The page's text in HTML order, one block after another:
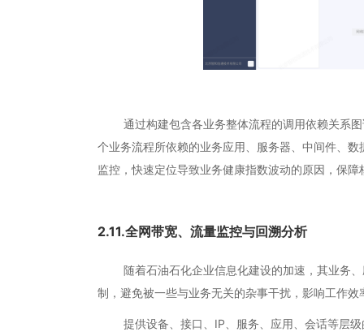
通过构建包含各业务整体流程的调用依赖关系图
个业务流程所依赖的业务应用、服务器、中间件、
监控，快速定位导致业务健康指数波动的原因，保
2.11.全网带宽、流量监控与回溯分析
随着石油石化企业信息化建设的加速，其业务、
制，避免被一些与业务无关的杂事干扰，影响工作
提供设备、接口、IP、服务、应用、会话等层级